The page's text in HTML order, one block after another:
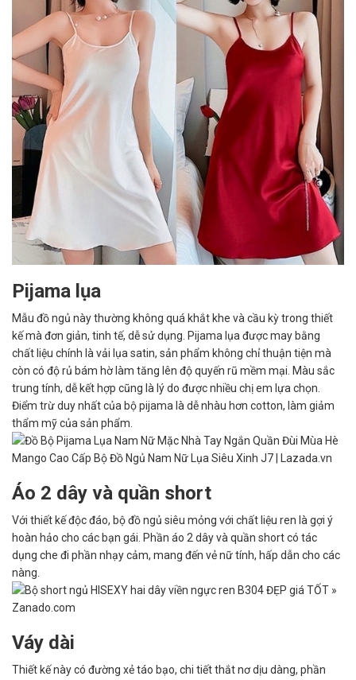
Pijama lụa
Mẫu đồ ngủ này thường không quá khắt khe và cầu kỳ trong thiết
kế mà đơn giản, tinh tế, dễ sử dụng. Pijama lụa được may bằng
chất liệu chính là vải lụa satin, sản phẩm không chỉ thuận tiện mà
còn có độ rủ bám hờ làm tăng lên độ quyến rũ mềm mại. Màu sắc
trung tính, dễ kết hợp cũng là lý do được nhiều chị em lựa chọn.
Điểm trừ duy nhất của bộ pijama là dễ nhàu hơn cotton, làm giảm
thẩm mỹ của sản phẩm.
Áo 2 dây và quần short
Với thiết kế độc đáo, bộ đồ ngủ siêu mỏng với chất liệu ren là gợi ý
hoàn hảo cho các bạn gái. Phần áo 2 dây và quần short có tác
dụng che đi phần nhạy cảm, mang đến vẻ nữ tính, hấp dẫn cho các
nàng.
Váy dài
Thiết kế này có đường xẻ táo bạo, chi tiết thắt nơ dịu dàng, phần